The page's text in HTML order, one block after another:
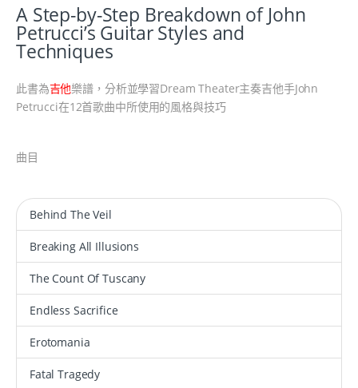
A Step-by-Step Breakdown of John
Petrucci’s Guitar Styles and
Techniques
此書為吉他樂譜，分析並學習Dream Theater主奏吉他手John
Petrucci在12首歌曲中所使用的風格與技巧
曲目
Behind The Veil
Breaking All Illusions
The Count Of Tuscany
Endless Sacrifice
Erotomania
Fatal Tragedy